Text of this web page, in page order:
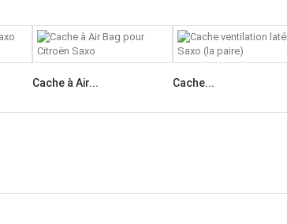
Cache à Air... Cache...